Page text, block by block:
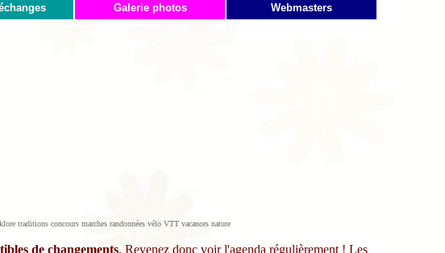
Galerie photos Webmasters
traditions concours marches randonnées vélo VTT vacances nature
de changements. Revenez donc voir l'agenda régulièrement ! Les